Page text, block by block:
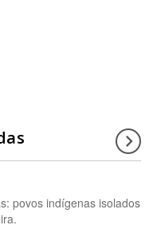
povos indígenas isolados